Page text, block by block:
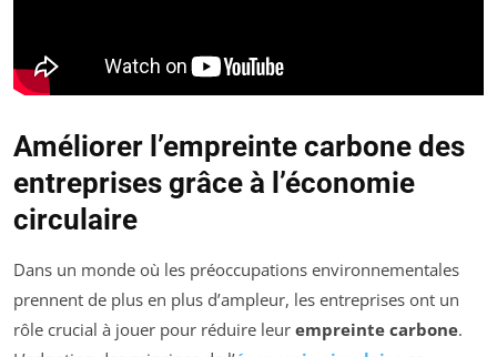
Améliorer l’empreinte carbone des
entreprises grâce à l’économie
circulaire
Dans un monde où les préoccupations environnementales
prennent de plus en plus d’ampleur, les entreprises ont un
rôle crucial à jouer pour réduire leur empreinte carbone.